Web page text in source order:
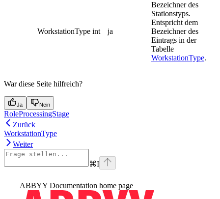
WorkstationType int ja
Bezeichner des
Stationstyps.
Entspricht dem
Bezeichner des
Eintrags in der
Tabelle
WorkstationType.
War diese Seite hilfreich?
Ja Nein
RoleProcessingStage
Zurück
WorkstationType
Weiter
⌘I
ABBYY Documentation home page